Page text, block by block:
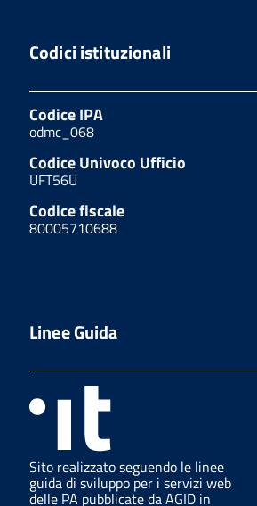
Codici istituzionali
Codice IPA
odmc_068
Codice Univoco Ufficio
UFT56U
Codice fiscale
80005710688
Linee Guida
Sito realizzato seguendo le linee
guida di sviluppo per i servizi web
delle PA pubblicate da AGID in